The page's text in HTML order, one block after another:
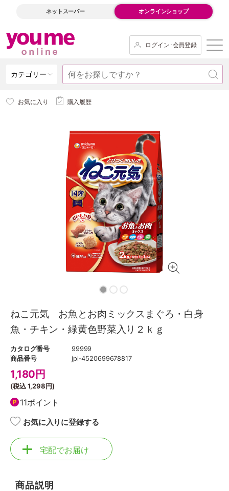
ネットスーパー オンラインショップ
ログイン･会員登録
カテゴリー
お気に入り 購入履歴
ねこ元気 お魚とお肉ミックスまぐろ・白身
魚・チキン・緑黄色野菜入り２ｋｇ
カタログ番号
99999
商品番号
jpl-4520699678817
1,180 円
(税込1,298円)
11ポイント
お気に入りに登録する
宅配でお届け
商品説明